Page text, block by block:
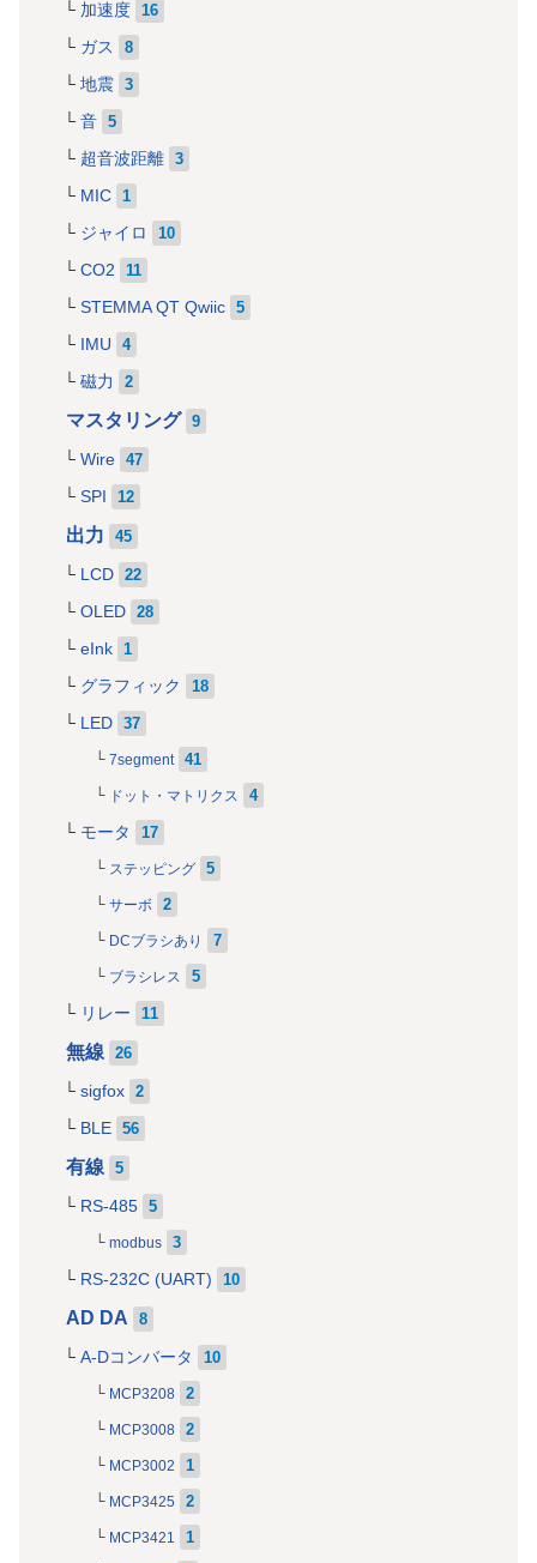
加速度 16
ガス 8
地震 3
音 5
超音波距離 3
MIC 1
ジャイロ 10
CO2 11
STEMMA QT Qwiic 5
IMU 4
磁力 2
マスタリング 9
Wire 47
SPI 12
出力 45
LCD 22
OLED 28
eInk 1
グラフィック 18
LED 37
7segment 41
ドット・マトリクス 4
モータ 17
ステッピング 5
サーボ 2
DCブラシあり 7
ブラシレス 5
リレー 11
無線 26
sigfox 2
BLE 56
有線 5
RS-485 5
modbus 3
RS-232C (UART) 10
AD DA 8
A-Dコンバータ 10
MCP3208 2
MCP3008 2
MCP3002 1
MCP3425 2
MCP3421 1